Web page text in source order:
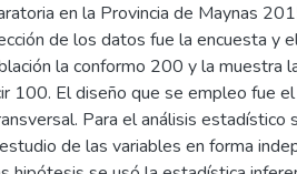
en la Provincia de Maynas
de los datos fue la encuesta y
la conformo 200 y la muestra
100. El diseño que se empleo fue
Para el análisis estadístico
de las variables en forma